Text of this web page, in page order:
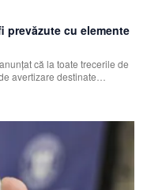
prevăzute cu elemente
că la toate trecerile de
avertizare destinate